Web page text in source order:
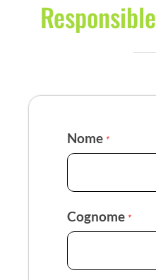
COMMUNITY
Nome *
Cognome *